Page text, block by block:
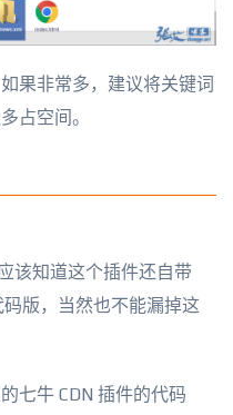
果非常多，建议将关键词
占空间。
该知道这个插件还自带
版，当然也不能漏掉这
七牛 CDN 插件的代码